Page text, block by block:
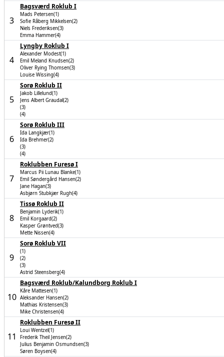
3
Bagsværd Roklub I
Mads Petersen(1)
Sofie Råberg Mikkelsen(2)
Niels Frederiksen(3)
Emma Hammer(4)
4
Lyngby Roklub I
Alexander Modest(1)
Emil Meland Knudsen(2)
Oliver Rying Thomsen(3)
Louise Wissing(4)
5
Sorø Roklub II
Jakob Lillelund(1)
Jens Albert Graudal(2)
(3)
(4)
6
Sorø Roklub III
Ida Langkjær(1)
Ida Brehmer(2)
(3)
(4)
7
Roklubben Furesø I
Marcus Pii Lunau Blanke(1)
Emil Søndergård Hansen(2)
Jane Hagan(3)
Asbjørn Stubkjær Rugh(4)
8
Tissø Roklub II
Benjamin Lyderik(1)
Emil Korgaard(2)
Kasper Grøntved(3)
Mette Nissen(4)
9
Sorø Roklub VII
(1)
(2)
(3)
Astrid Steensberg(4)
10
Bagsværd Roklub/Kalundborg Roklub I
Kåre Mattesen(1)
Aleksander Hansen(2)
Mathias Kristensen(3)
Mike Christensen(4)
11
Roklubben Furesø II
Loui Wentzel(1)
Frederik Theil Jensen(2)
Julius Benjamin Osmundsen(3)
Søren Boysen(4)